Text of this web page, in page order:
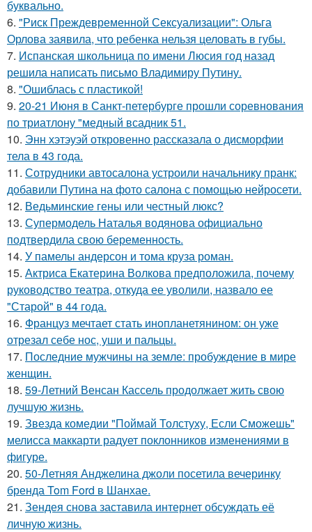
буквально.
6. "Риск Преждевременной Сексуализации": Ольга
Орлова заявила, что ребенка нельзя целовать в губы.
7. Испанская школьница по имени Люсия год назад
решила написать письмо Владимиру Путину.
8. "Ошиблась с пластикой!
9. 20-21 Июня в Санкт-петербурге прошли соревнования
по триатлону "медный всадник 51.
10. Энн хэтэуэй откровенно рассказала о дисморфии
тела в 43 года.
11. Сотрудники автосалона устроили начальнику пранк:
добавили Путина на фото салона с помощью нейросети.
12. Ведьминские гены или честный люкс?
13. Супермодель Наталья водянова официально
подтвердила свою беременность.
14. У памелы андерсон и тома круза роман.
15. Актриса Екатерина Волкова предположила, почему
руководство театра, откуда ее уволили, назвало ее
"Старой" в 44 года.
16. Француз мечтает стать инопланетянином: он уже
отрезал себе нос, уши и пальцы.
17. Последние мужчины на земле: пробуждение в мире
женщин.
18. 59-Летний Венсан Кассель продолжает жить свою
лучшую жизнь.
19. Звезда комедии "Поймай Толстуху, Если Сможешь"
мелисса маккарти радует поклонников изменениями в
фигуре.
20. 50-Летняя Анджелина джоли посетила вечеринку
бренда Tom Ford в Шанхае.
21. Зендея снова заставила интернет обсуждать её
личную жизнь.